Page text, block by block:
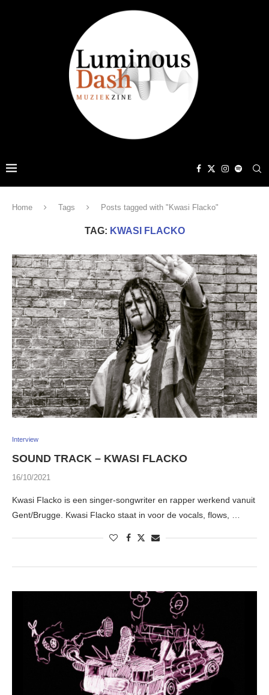
Home Tags Posts tagged with "Kwasi Flacko"
TAG: KWASI FLACKO
Interview
SOUND TRACK – KWASI FLACKO
16/10/2021
Kwasi Flacko is een singer-songwriter en rapper werkend vanuit
Gent/Brugge. Kwasi Flacko staat in voor de vocals, flows, …